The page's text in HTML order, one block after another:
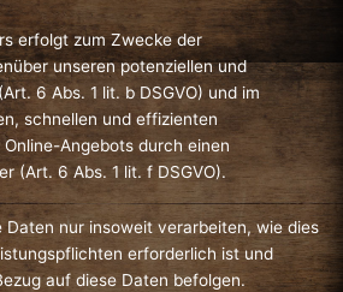
erfolgt zum Zwecke der
unseren potenziellen und
6 Abs. 1 lit. b DSGVO) und im
schnellen und effizienten
Angebots durch einen
(Art. 6 Abs. 1 lit. f DSGVO).
Daten nur insoweit verarbeiten, wie dies
erforderlich ist und
auf diese Daten befolgen.